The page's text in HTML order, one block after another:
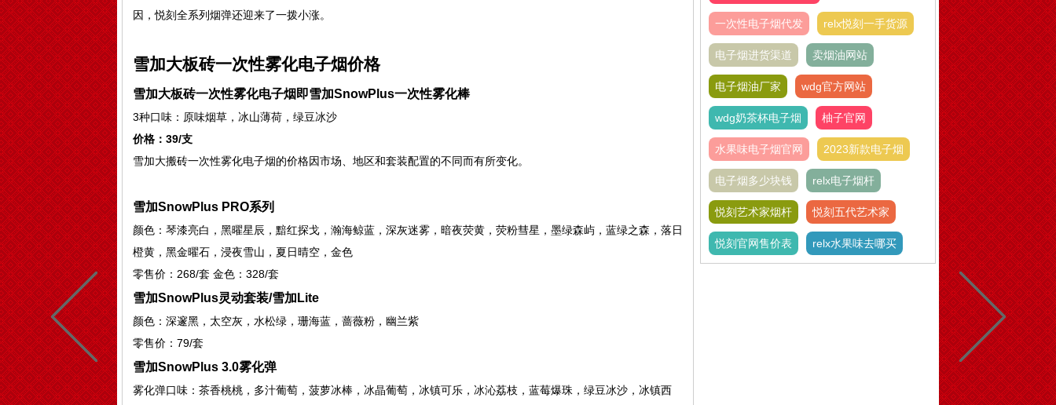
因，悦刻全系列烟弹还迎来了一拨小涨。
雪加大板砖一次性雾化电子烟价格
雪加大板砖一次性雾化电子烟即雪加SnowPlus一次性雾化棒
3种口味：原味烟草，冰山薄荷，绿豆冰沙
价格：39/支
雪加大搬砖一次性雾化电子烟的价格因市场、地区和套装配置的不同而有所变化。
雪加SnowPlus PRO系列
颜色：琴漆亮白，黑曜星辰，黯红探戈，瀚海鲸蓝，深灰迷雾，暗夜荧黄，荧粉彗星，墨绿森屿，蓝绿之森，落日
橙黄，黑金曜石，浸夜雪山，夏日晴空，金色
零售价：268/套 金色：328/套
雪加SnowPlus灵动套装/雪加Lite
颜色：深邃黑，太空灰，水松绿，珊海蓝，蔷薇粉，幽兰紫
零售价：79/套
雪加SnowPlus 3.0雾化弹
雾化弹口味：茶香桃桃，多汁葡萄，菠萝冰棒，冰晶葡萄，冰镇可乐，冰沁荔枝，蓝莓爆珠，绿豆冰沙，冰镇西
一次性电子烟代发 relx悦刻一手货源
电子烟进货渠道 卖烟油网站
电子烟油厂家 wdg官方网站
wdg奶茶杯电子烟 柚子官网
水果味电子烟官网 2023新款电子烟
电子烟多少块钱 relx电子烟杆
悦刻艺术家烟杆 悦刻五代艺术家
悦刻官网售价表 relx水果味去哪买